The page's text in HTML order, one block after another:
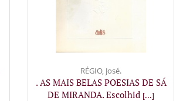
RÉGIO, José.
. AS MAIS BELAS POESIAS DE SÁ
DE MIRANDA. Escolhid [...]